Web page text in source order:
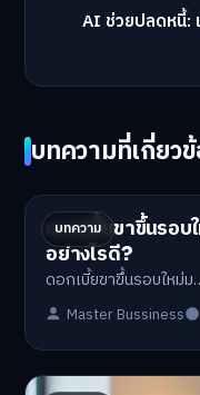
AI ช่วยปลดหนี้:
บทความที่เกี่ยว
บทความ
ดอกเบี้ยขาขึ้นรอ
อย่างไรดี?
ดอกเบี้ยขาขึ้นรอบใหม่
Master Bussiness